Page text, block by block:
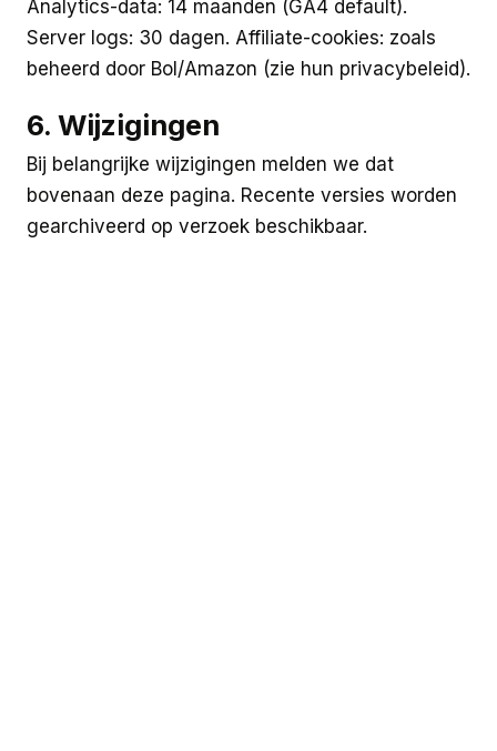
Analytics-data: 14 maanden (GA4 default).
Server logs: 30 dagen. Affiliate-cookies: zoals
beheerd door Bol/Amazon (zie hun privacybeleid).
6. Wijzigingen
Bij belangrijke wijzigingen melden we dat
bovenaan deze pagina. Recente versies worden
gearchiveerd op verzoek beschikbaar.